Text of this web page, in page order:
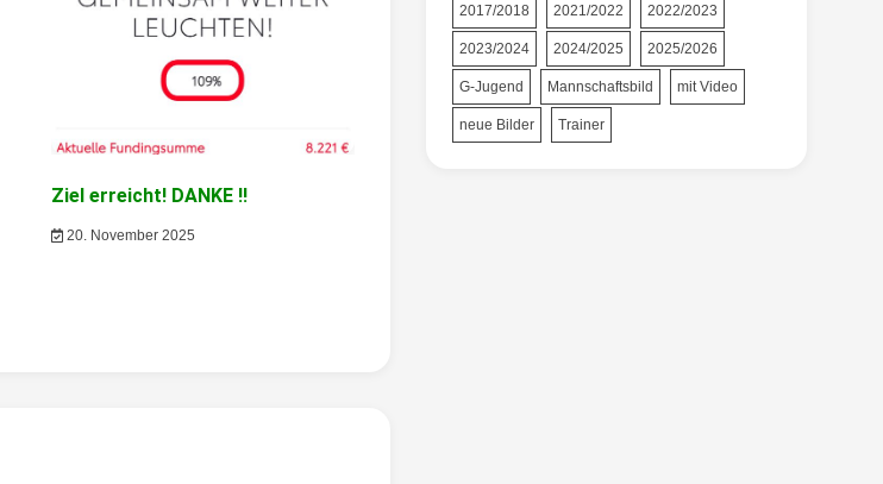
Ziel erreicht! DANKE !!
20. November 2025
2017/2018 2021/2022 2022/2023
2023/2024 2024/2025 2025/2026
G-Jugend Mannschaftsbild mit Video
neue Bilder Trainer